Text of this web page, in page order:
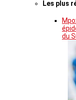
Les plus
du